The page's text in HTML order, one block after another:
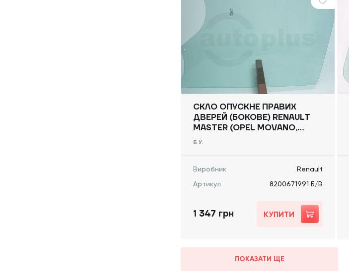
СКЛО ОПУСКНЕ ПРАВИХ
ДВЕРЕЙ (БОКОВЕ) RENAULT
MASTER (OPEL MOVANO,
NISSAN NV400) 2010 -,
Б.У.
Виробник
Renault
Артикул
8200671991 Б/В
1 347 грн КУПИТИ
ПОКАЗАТИ ЩЕ